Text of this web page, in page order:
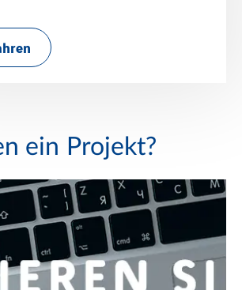
ein Projekt?